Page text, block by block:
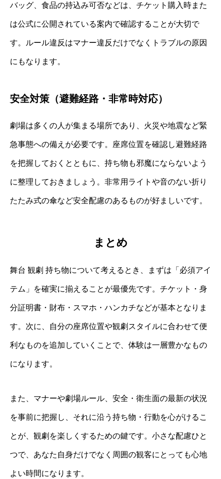
バッグ、食品の持込み可否などは、チケット購入時また
は公式に公開されている案内で確認することが大切で
す。ルール違反はマナー違反だけでなくトラブルの原因
にもなります。
安全対策（避難経路・非常時対応）
劇場は多くの人が集まる場所であり、火災や地震など緊
急事態への備えが必要です。座席位置を確認し避難経路
を把握しておくとともに、持ち物も邪魔にならないよう
に整理しておきましょう。非常用ライトや音のない折り
たたみ式の傘など安全配慮のあるものが好ましいです。
まとめ
舞台 観劇 持ち物について考えるとき、まずは「必須アイ
テム」を確実に揃えることが最優先です。チケット・身
分証明書・財布・スマホ・ハンカチなどが基本となりま
す。次に、自分の座席位置や観劇スタイルに合わせて便
利なものを追加していくことで、体験は一層豊かなもの
になります。
また、マナーや劇場ルール、安全・衛生面の最新の状況
を事前に把握し、それに沿う持ち物・行動を心がけるこ
とが、観劇を楽しくするための鍵です。小さな配慮ひと
つで、あなた自身だけでなく周囲の観客にとっても心地
よい時間になります。